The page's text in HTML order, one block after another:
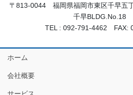
〒813-0044 福岡県福岡市東区千早五
千早
TEL : 092-791-4462 FAX:
ホーム
会社概要